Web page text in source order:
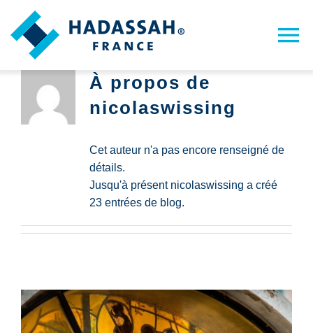
contenu
Accueil
L’Hôpital Hadassah
Notre ADN
À propos de
nicolaswissing
Cet auteur n'a pas encore renseigné de
détails.
Jusqu'à présent nicolaswissing a créé
23 entrées de blog.